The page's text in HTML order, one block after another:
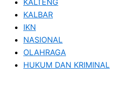
KALTENG
KALBAR
IKN
NASIONAL
OLAHRAGA
HUKUM DAN KRIMINAL